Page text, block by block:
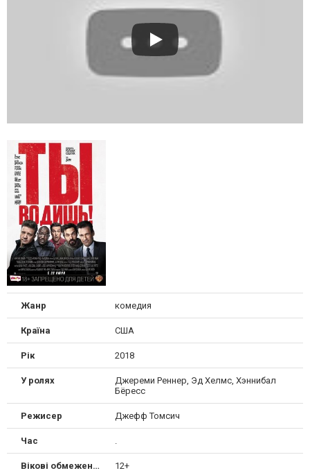
Жанр комедия
Країна США
Рік 2018
У ролях
Джереми Реннер, Эд Хелмс, Хэннибал
Бёресс
Режисер Джефф Томсич
Час
Вікові обмеження 12+